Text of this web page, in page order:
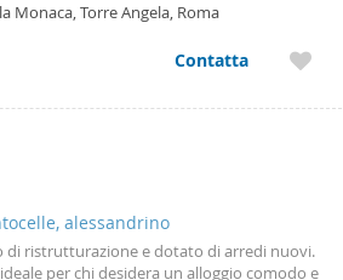
Monaca, Torre Angela, Roma
Contatta
alessandrino
di ristrutturazione e dotato di arredi nuovi.
per chi desidera un alloggio comodo e